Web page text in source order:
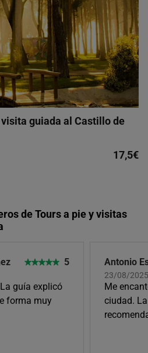
guiada al Castillo de
17,5€
de Tours a pie y visitas
5
guía explicó
forma muy
Antonio
23/08/
Me
ciudad.